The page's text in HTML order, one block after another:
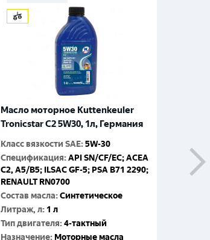
Масло моторное Kuttenkeuler
Tronicstar C2 5W30, 1л, Германия
Класс вязкости SAE:5W-30
Спецификация:API SN/CF/EC; ACEA
C2, A5/B5; ILSAC GF-5; PSA B71 2290;
RENAULT RN0700
Состав масла:Синтетическое
Литраж, л: 1 л
Тип двигателя:4-тактный
Назначение: Моторные масла